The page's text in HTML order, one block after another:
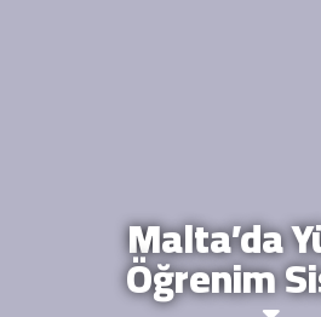
Malta’da
Öğrenim